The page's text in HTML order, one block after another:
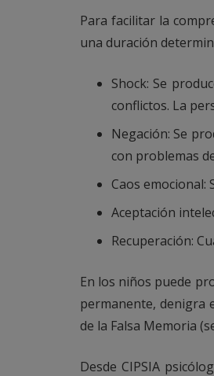
Para facilitar la
una duración
Shock: Se
conflictos. La
Negación: Se
con problemas
Caos emocional:
Aceptación
Recuperación:
En los niños puede
permanente, denigra
de la Falsa Memoria
Desde CIPSIA